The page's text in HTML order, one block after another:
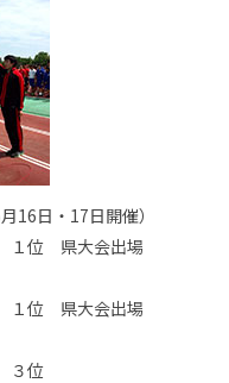
16日・17日開催）
位 県大会出場
位 県大会出場
３位